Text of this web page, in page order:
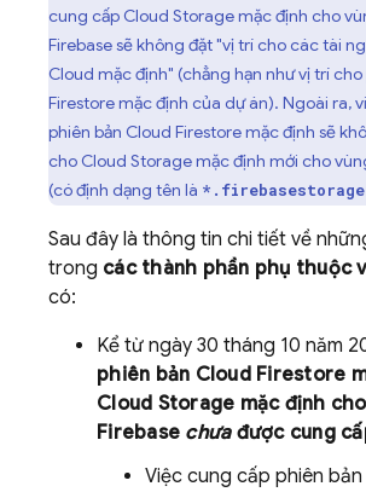
cung cấp Cloud Storagemặc định cho
Firebase sẽ không đặt "vị trí cho các tài
Cloud mặc định" (chẳng hạn như vị trí cho
Firestoremặc định của dự án). Ngoài ra,
phiên bản Cloud Firestoremặc định sẽ
cho Cloud Storagemặc định mới cho
(có định dạng tên là
Sau đây là thông tin chi tiết về
trong các thành phần phụ thuộc
có:
Kể từ ngày 30 tháng 10 năm
phiên bản Cloud Firestore
Cloud Storage mặc định
Firebase chưađược cung
Việc cung cấp phiên bản